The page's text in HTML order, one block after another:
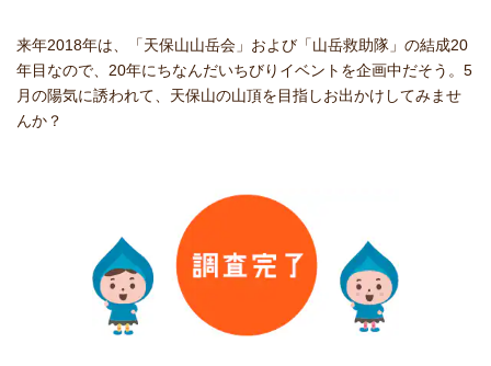
来年2018年は、「天保山山岳会」および「山岳救助隊」の結成20
年目なので、20年にちなんだいちびりイベントを企画中だそう。5
月の陽気に誘われて、天保山の山頂を目指しお出かけしてみませ
んか？